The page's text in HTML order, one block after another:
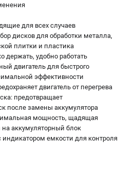
вс - выходной
14 | +7 (8112) 59-10-67
market.ru
для всех случаев
дисков для обработки металла,
плитки и пластика
держать, удобно работать
двигатель для быстрого
эффективности
двигатель от перегрева
предотвращает
после замены аккумулятора
мощность, щадящая
на аккумуляторный блок
индикатором емкости для контроля